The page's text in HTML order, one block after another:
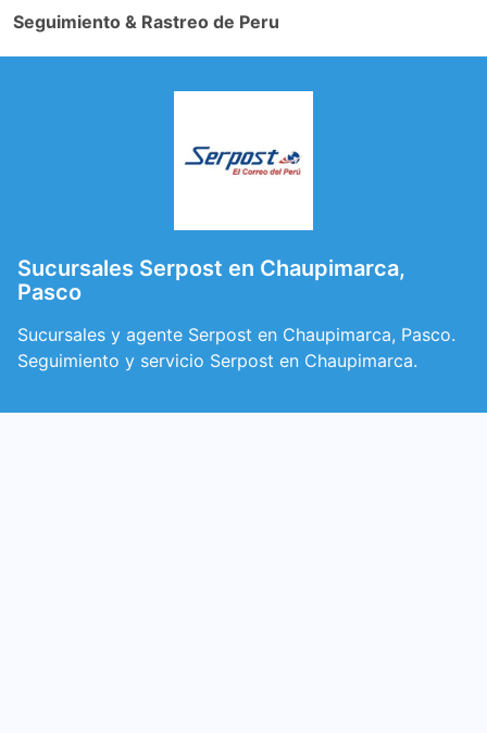
Seguimiento & Rastreo de Peru
Sucursales Serpost en Chaupimarca,
Pasco
Sucursales y agente Serpost en Chaupimarca, Pasco.
Seguimiento y servicio Serpost en Chaupimarca.